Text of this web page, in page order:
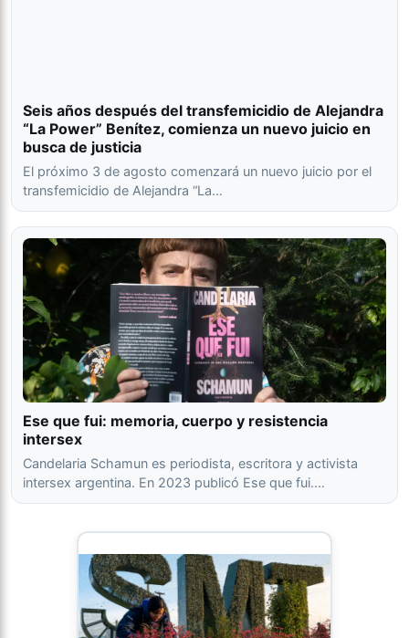
Seis años después del transfemicidio de Alejandra
“La Power” Benítez, comienza un nuevo juicio en
busca de justicia
El próximo 3 de agosto comenzará un nuevo juicio por el
transfemicidio de Alejandra “La…
Ese que fui: memoria, cuerpo y resistencia
intersex
Candelaria Schamun es periodista, escritora y activista
intersex argentina. En 2023 publicó Ese que fui.…